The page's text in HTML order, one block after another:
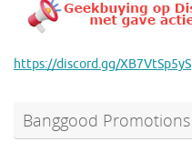
https://discord.gg/XB7VtSp5yS
Banggood Promotions